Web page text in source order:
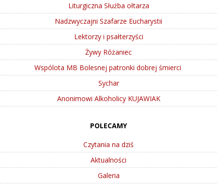
Liturgiczna Służba ołtarza
Nadzwyczajni Szafarze Eucharystii
Lektorzy i psałterzyści
Żywy Różaniec
Wspólota MB Bolesnej patronki dobrej śmierci
Sychar
Anonimowi Alkoholicy KUJAWIAK
POLECAMY
Czytania na dziś
Aktualności
Galeria